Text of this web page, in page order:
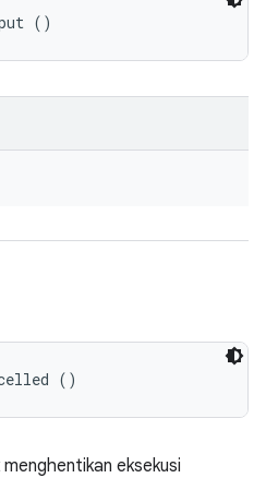
()
()
eksekusi